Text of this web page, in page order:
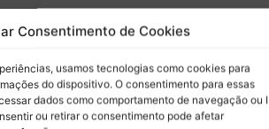
Consentimento de Cookies
usamos tecnologias como cookies para
do dispositivo. O consentimento para essas
dados como comportamento de navegação ou
ou retirar o consentimento pode afetar
A290 Rallye”
e Jean Rédélé, fundadores de
em tecnologia, desempenho e